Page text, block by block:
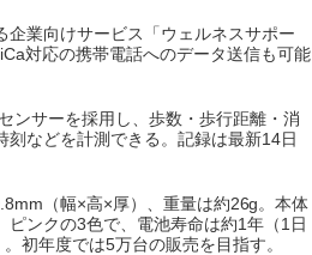
業向けサービス「ウェルネスサポー
対応の携帯電話へのデータ送信も可能
ンサーを採用し、歩数・歩行距離・消
刻などを計測できる。記録は最新14日
（幅×高×厚）、重量は約26g。本体
ピンクの3色で、電池寿命は約1年（1日
初年度では5万台の販売を目指す。